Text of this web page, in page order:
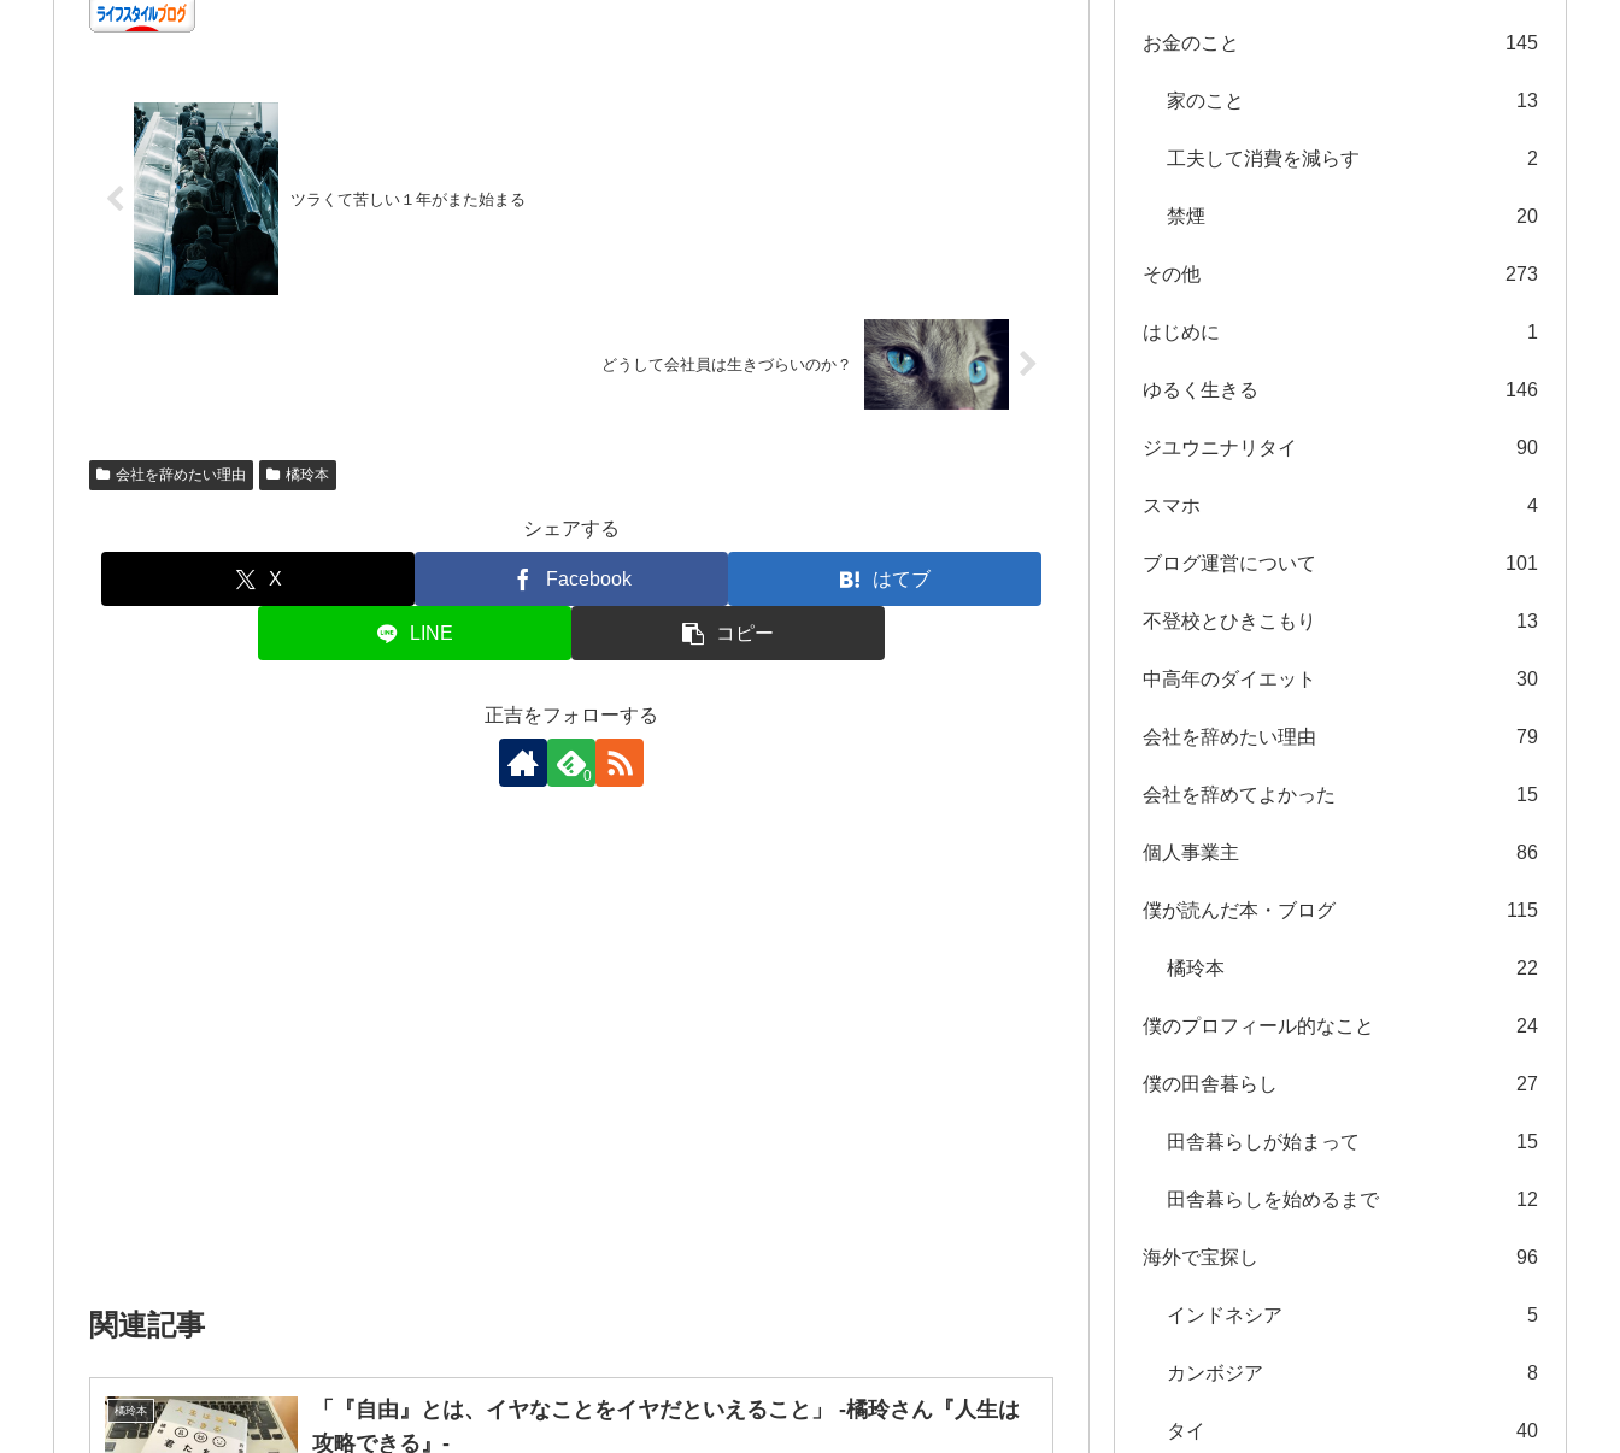
ツラくて苦しい１年がまた始まる
どうして会社員は生きづらいのか？
会社を辞めたい理由 橘玲本
シェアする
X Facebook はてブ
LINE コピー
正吉をフォローする
0
関連記事
橘玲本
「『自由』とは、イヤなことをイヤだといえること」 -橘玲さん『人生は
攻略できる』-
お金のこと 145
家のこと 13
工夫して消費を減らす 2
禁煙 20
その他 273
はじめに 1
ゆるく生きる 146
ジユウニナリタイ 90
スマホ 4
ブログ運営について 101
不登校とひきこもり 13
中高年のダイエット 30
会社を辞めたい理由 79
会社を辞めてよかった 15
個人事業主 86
僕が読んだ本・ブログ 115
橘玲本 22
僕のプロフィール的なこと 24
僕の田舎暮らし 27
田舎暮らしが始まって 15
田舎暮らしを始めるまで 12
海外で宝探し 96
インドネシア 5
カンボジア 8
タイ 40